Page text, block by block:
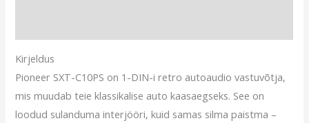
Kirjeldus
Pioneer SXT-C10PS on 1-DIN-i retro autoaudio vastuvõtja,
mis muudab teie klassikalise auto kaasaegseks. See on
loodud sulanduma interjööri, kuid samas silma paistma –